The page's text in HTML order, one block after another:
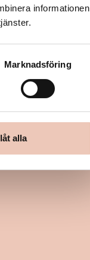
informationen
Marknadsföring
alla